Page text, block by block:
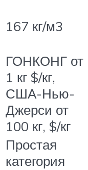
167 кг/м3
ГОНКОНГ от
1 кг $/кг,
США-Нью-
Джерси от
100 кг, $/кг
Простая
категория